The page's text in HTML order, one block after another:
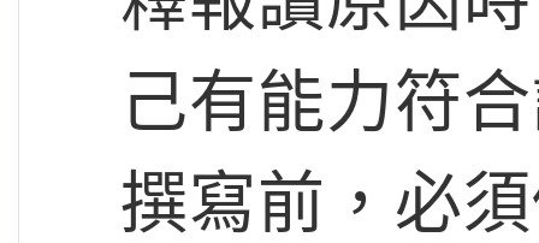
己有能力符
撰寫前，必